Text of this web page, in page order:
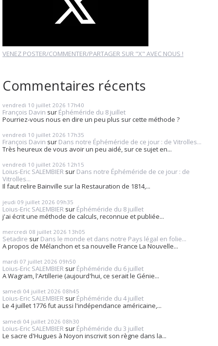
VENEZ POSTER/COMMENTER/PARTAGER SUR "X" AVEC NOUS !
Commentaires récents
vendredi 10 juillet 2026 17h40
François Davin sur Éphéméride du 8 juillet
Pourriez-vous nous en dire un peu plus sur cette méthode ?
vendredi 10 juillet 2026 17h35
François Davin sur Dans notre Éphéméride de ce jour : de Vitrolles...
Très heureux de vous avoir un peu aidé, sur ce sujet en...
vendredi 10 juillet 2026 12h15
Loius-Eric SALEMBIER sur Dans notre Éphéméride de ce jour : de
Vitrolles...
Il faut relire Bainville sur la Restauration de 1814,...
jeudi 09 juillet 2026 09h35
Loius-Eric SALEMBIER sur Éphéméride du 8 juillet
j'ai écrit une méthode de calculs, reconnue et publiée...
mercredi 08 juillet 2026 13h05
Setadire sur Dans le monde et dans notre Pays légal en folie...
A propos de Mélanchon et sa nouvelle France La Nouvelle...
mardi 07 juillet 2026 09h50
Loius-Eric SALEMBIER sur Éphéméride du 6 juillet
A Wagram, l'Artillerie (aujourd'hui, ce serait le Génie...
samedi 04 juillet 2026 08h45
Loius-Eric SALEMBIER sur Éphéméride du 4 juillet
Le 4 juillet 1776 fut aussi l'indépendance américaine,...
samedi 04 juillet 2026 08h30
Loius-Eric SALEMBIER sur Éphéméride du 3 juillet
Le sacre d'Hugues à Noyon inscrivit son règne dans la...